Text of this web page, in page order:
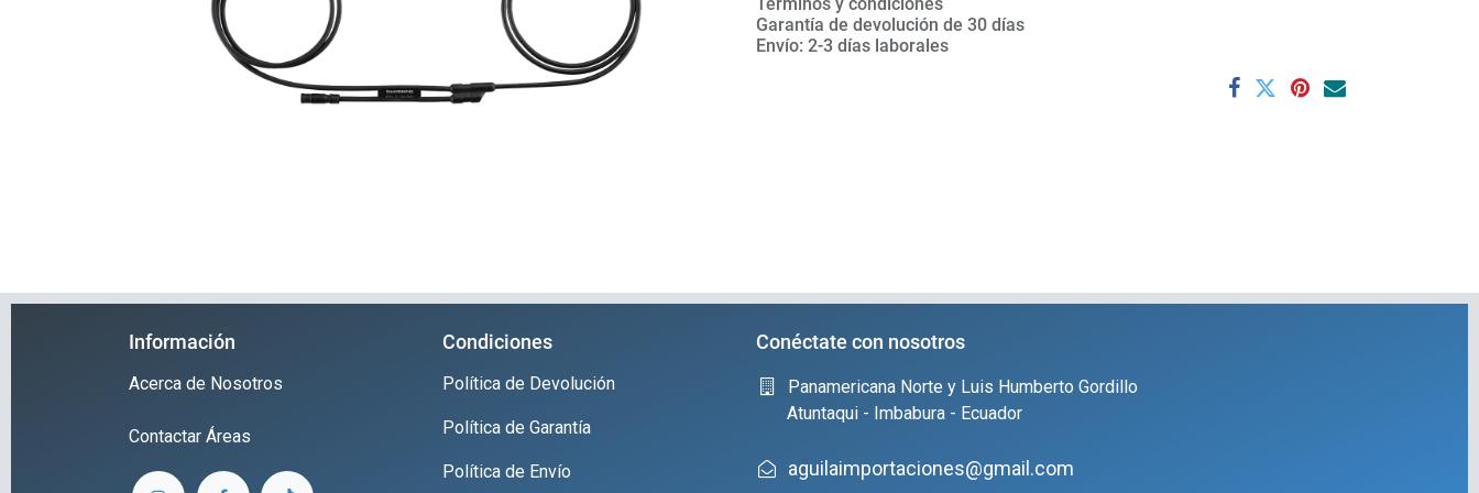
Garantía de devolución de 30 días
Envío: 2-3 días laborales
Información
Acerca de Nosotros
Contactar Áreas
Condiciones
Política de Devolución
Política de Garantía
Política de Envío
Conéctate con nosotros
Panamericana Norte y Luis Humberto Gordillo
Atuntaqui - Imbabura - Ecuador
aguilaimportaciones@gmail.com